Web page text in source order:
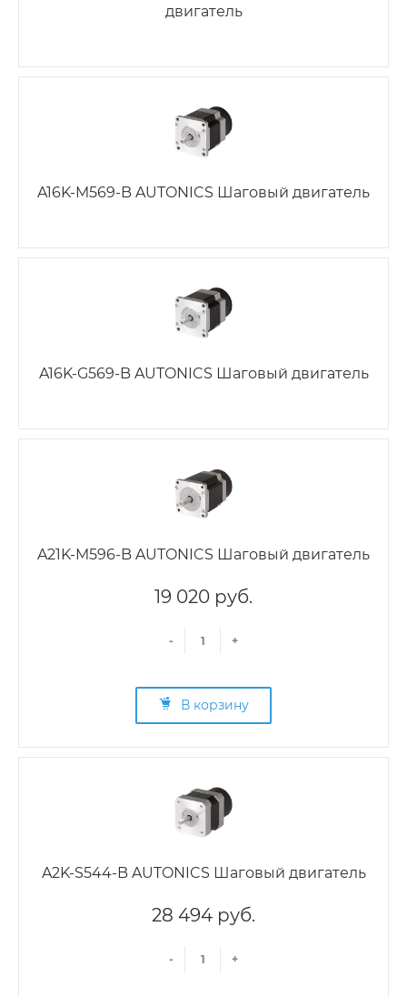
двигатель
A16K-M569-B AUTONICS Шаговый двигатель
A16K-G569-B AUTONICS Шаговый двигатель
A21K-M596-B AUTONICS Шаговый двигатель
19 020 руб.
- +
В корзину
A2K-S544-B AUTONICS Шаговый двигатель
28 494 руб.
- +